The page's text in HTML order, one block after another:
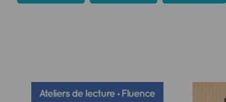
CE1
Géographie